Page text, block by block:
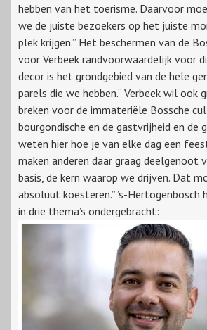
hebben van het toerisme. Daarvoor
we de juiste bezoekers op het juiste
plek krijgen.” Het beschermen van de
voor Verbeek randvoorwaardelijk voor
decor is het grondgebied van de hele
parels die we hebben.” Verbeek wil ook
breken voor de immateriële Bossche
bourgondische en de gastvrijheid en de
weten hier hoe je van elke dag een
maken anderen daar graag deelgenoot
basis, de kern waarop we drijven. Dat
absoluut koesteren.” ’s-
in drie thema’s ondergebracht: